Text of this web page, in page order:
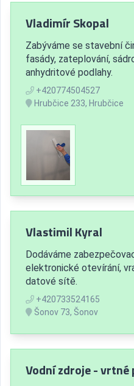
Vladimír Skopal
Zabýváme se stavební
fasády, zateplování,
anhydritové podlahy.
+420774504527
Hrubčice 233, Hrubčice
Vlastimil Kyral
Dodáváme
elektronické otevírání,
datové sítě.
+420733524165
Šonov 73, Šonov
Vodní zdroje - vrtné